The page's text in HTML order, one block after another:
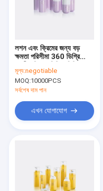
আমাদের সম্পর্কে
লশন এবং ক্রিমের জন্য বড়
ক্ষমতা পরিসীমা 360 ডিগ্রি
কসমেটিক পাম্প বোতল
মূল্য:negotiable
MOQ:10000PCS
সর্বশেষ দাম পান
এখন যোগাযোগ